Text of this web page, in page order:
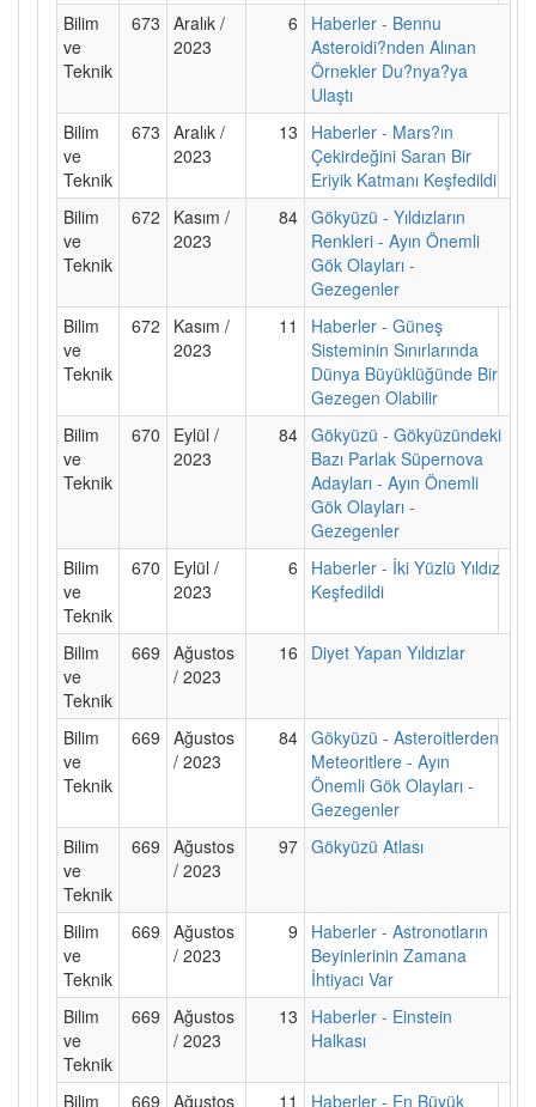
Bilim
ve
Teknik
673 Aralık /
2023
6
Haberler - Bennu
Asteroidi?nden Alınan
Örnekler Du?nya?ya
Ulaştı
Bilim
ve
Teknik
673 Aralık /
2023
13
Haberler - Mars?ın
Çekirdeğini Saran Bir
Eriyik Katmanı Keşfedildi
Bilim
ve
Teknik
672
Kasım /
2023
84 Gökyüzü - Yıldızların
Renkleri - Ayın Önemli
Gök Olayları -
Gezegenler
Bilim
ve
Teknik
672
Kasım /
2023
11
Haberler - Güneş
Sisteminin Sınırlarında
Dünya Büyüklüğünde Bir
Gezegen Olabilir
Bilim
ve
Teknik
670
Eylül /
2023
84 Gökyüzü - Gökyüzündeki
Bazı Parlak Süpernova
Adayları - Ayın Önemli
Gök Olayları -
Gezegenler
Bilim
ve
Teknik
670
Eylül /
2023
6
Haberler - İki Yüzlü Yıldız
Keşfedildi
Bilim
ve
Teknik
669 Ağustos
/ 2023
16 Diyet Yapan Yıldızlar
Bilim
ve
Teknik
669 Ağustos
/ 2023
84 Gökyüzü - Asteroitlerden
Meteoritlere - Ayın
Önemli Gök Olayları -
Gezegenler
Bilim
ve
Teknik
669 Ağustos
/ 2023
97 Gökyüzü Atlası
Bilim
ve
Teknik
669 Ağustos
/ 2023
9
Haberler - Astronotların
Beyinlerinin Zamana
İhtiyacı Var
Bilim
ve
Teknik
669 Ağustos
/ 2023
13
Haberler - Einstein
Halkası
Bilim 669 Ağustos 11 Haberler - En Büyük